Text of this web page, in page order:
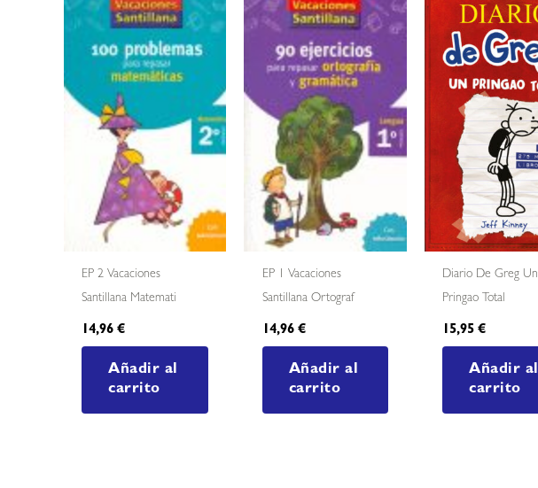
EP 2 Vacaciones
Santillana Matemati
14,96€
Añadir al
carrito
EP 1 Vacaciones
Santillana Ortograf
14,96 €
Añadir al
carrito
Diario De Greg Un
Pringao Total
15,95€
Añadir al
carrito